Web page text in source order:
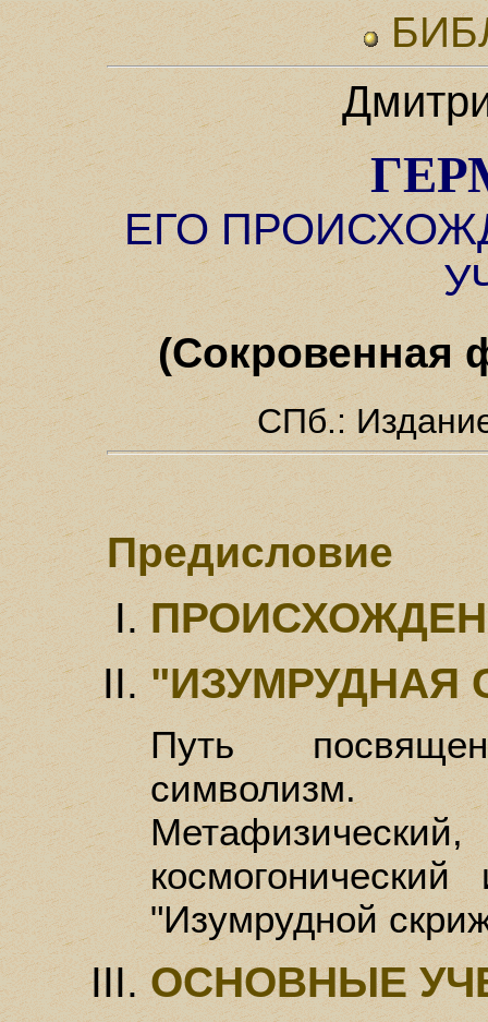
ЕГО
(Сокровенная
СПб.:
Предисловие
"ИЗУМРУДНАЯ
Путь
символизм.
"Изумрудной
ОСНОВНЫЕ